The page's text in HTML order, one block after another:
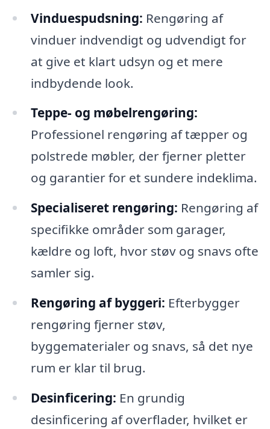
Vinduespudsning: Rengøring af
vinduer indvendigt og udvendigt for
at give et klart udsyn og et mere
indbydende look.
Teppe- og møbelrengøring:
Professionel rengøring af tæpper og
polstrede møbler, der fjerner pletter
og garantier for et sundere indeklima.
Specialiseret rengøring: Rengøring af
specifikke områder som garager,
kældre og loft, hvor støv og snavs ofte
samler sig.
Rengøring af byggeri: Efterbygger
rengøring fjerner støv,
byggematerialer og snavs, så det nye
rum er klar til brug.
Desinficering: En grundig
desinficering af overflader, hvilket er